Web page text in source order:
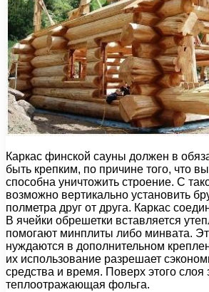
Каркас финской сауны должен в
быть крепким, по причине того, что
способна уничтожить строение. С
возможно вертикально установить
полметра друг от друга. Каркас
В ячейки обрешетки вставляется
помогают минплиты либо минвата.
нуждаются в дополнительном
их использование разрешает
средства и время. Поверх этого слоя
теплоотражающая фольга.